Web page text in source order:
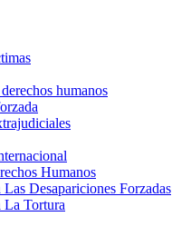
humanos
Humanos​
Desapariciones Forzadas
La Tortura​